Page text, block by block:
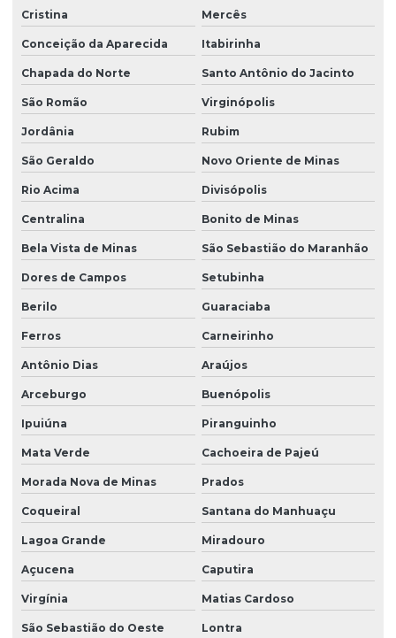
Cristina Mercês
Conceição da Aparecida Itabirinha
Chapada do Norte Santo Antônio do Jacinto
São Romão Virginópolis
Jordânia Rubim
São Geraldo Novo Oriente de Minas
Rio Acima Divisópolis
Centralina Bonito de Minas
Bela Vista de Minas São Sebastião do Maranhão
Dores de Campos Setubinha
Berilo Guaraciaba
Ferros Carneirinho
Antônio Dias Araújos
Arceburgo Buenópolis
Ipuiúna Piranguinho
Mata Verde Cachoeira de Pajeú
Morada Nova de Minas Prados
Coqueiral Santana do Manhuaçu
Lagoa Grande Miradouro
Açucena Caputira
Virgínia Matias Cardoso
São Sebastião do Oeste Lontra